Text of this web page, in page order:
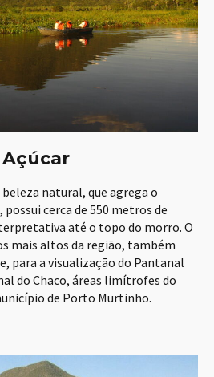
natural, que agrega o
cerca de 550 metros de
até o topo do morro. O
mais altos da região, também
para a visualização do Pantanal
do Chaco, áreas limítrofes do
de Porto Murtinho.